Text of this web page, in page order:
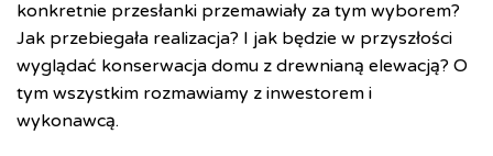
konkretnie przesłanki przemawiały za tym wyborem?
Jak przebiegała realizacja? I jak będzie w przyszłości
wyglądać konserwacja domu z drewnianą elewacją? O
tym wszystkim rozmawiamy z inwestorem i
wykonawcą.